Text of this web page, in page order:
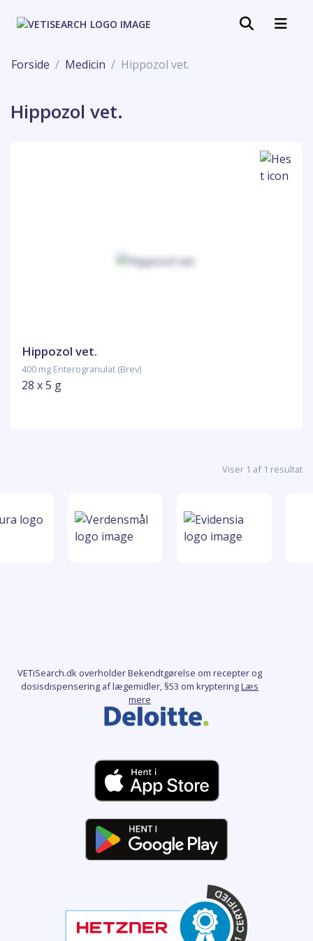
Forside Medicin Hippozol vet.
Hippozol vet.
Hippozol vet.
400 mg Enterogranulat (Brev)
28 x 5 g
Viser 1 af 1 resultat
VETiSearch.dk overholder Bekendtgørelse om recepter og
dosisdispensering af lægemidler, §53 om krypteringLæs
mere